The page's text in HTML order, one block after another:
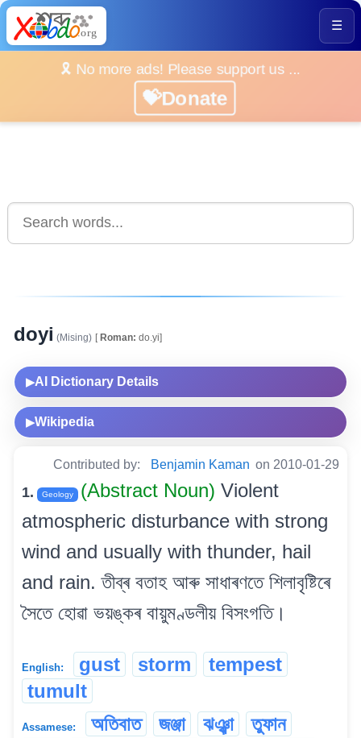
☰
🎗️ No more ads! Please support us ...
💝Donate
doyi (Mising) [Roman: do.yi]
▶AI Dictionary Details
▶Wikipedia
Contributed by: Benjamin Kaman on 2010-01-29
1. Geology (Abstract Noun) Violent
atmospheric disturbance with strong
wind and usually with thunder, hail
and rain. তীব্ৰ বতাহ আৰু সাধাৰণতে শিলাবৃষ্টিৰে
সৈতে হোৱা ভয়ঙ্কৰ বায়ুমণ্ডলীয় বিসংগতি।
English: gust storm
tempest
tumult
Assamese: অতিবাত জঞ্জা ঝঞ্ঝা
তুফান